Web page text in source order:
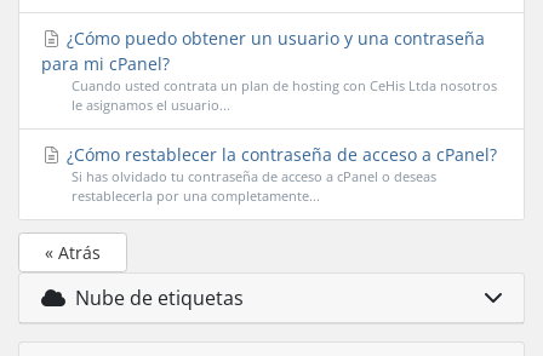
¿Cómo puedo obtener un usuario y una contraseña
para mi cPanel?
Cuando usted contrata un plan de hosting con CeHis Ltda nosotros
le asignamos el usuario...
¿Cómo restablecer la contraseña de acceso a cPanel?
Si has olvidado tu contraseña de acceso a cPanel o deseas
restablecerla por una completamente...
« Atrás
Nube de etiquetas